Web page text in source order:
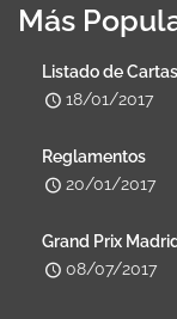
Más
Listado de
18/01/2017
Reglamentos
20/01/2017
Grand Prix
08/07/2017